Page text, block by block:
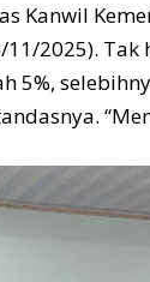
Kanwil
11/2025).
5%,